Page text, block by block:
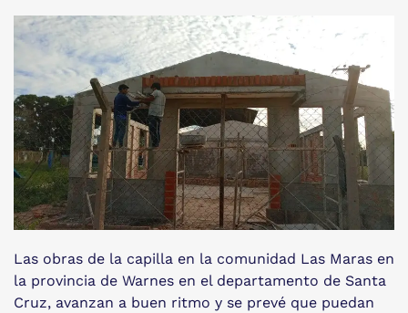
Las obras de la capilla en la comunidad Las Maras en
la provincia de Warnes en el departamento de Santa
Cruz, avanzan a buen ritmo y se prevé que puedan